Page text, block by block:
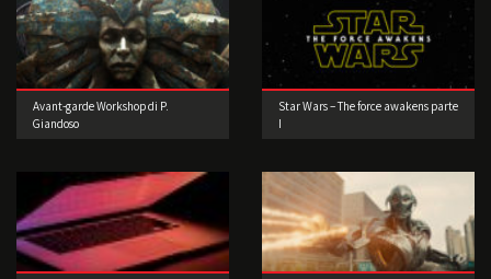
Avant-garde Workshop di P.
Giandoso
Star Wars – The force awakens parte
I